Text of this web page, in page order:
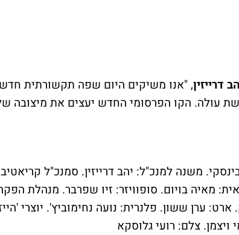
דרייזין, "אנו משיקים היום שפה תקשורתית
רשת עולה. הקו הפרסומי החדש יעצים את
משנה למנכ"ל: יהב דרייזין. סמנכ"ל
מאיה בויום. סופוויזר: זיו שפרבר. מנהלת
ערן ששון. פלנרית: נועה נחימוביץ'. יוצרי
ויצמן. צלם: רועי גלוסקא